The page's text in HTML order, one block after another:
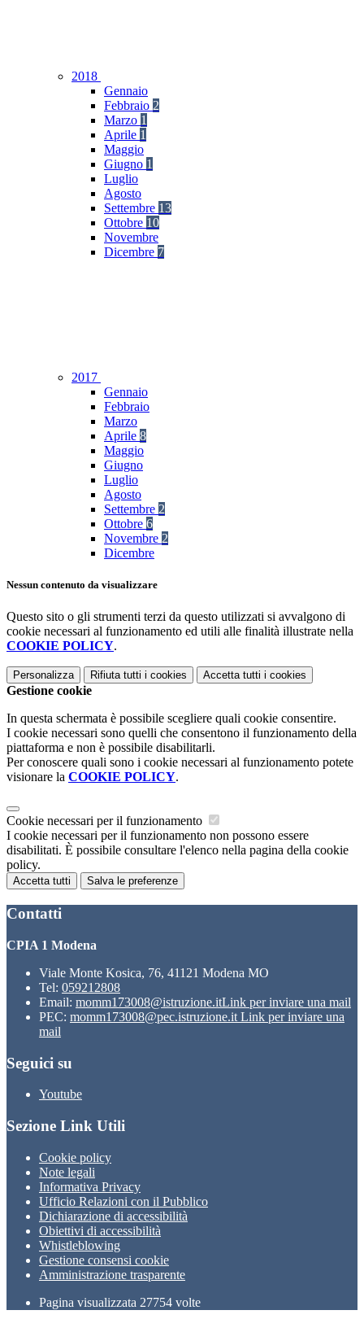
2018
Gennaio
Febbraio 2
Marzo 1
Aprile 1
Maggio
Giugno 1
Luglio
Agosto
Settembre 13
Ottobre 10
Novembre
Dicembre 7
2017
Gennaio
Febbraio
Marzo
Aprile 8
Maggio
Giugno
Luglio
Agosto
Settembre 2
Ottobre 6
Novembre 2
Dicembre
Nessun contenuto da visualizzare
Questo sito o gli strumenti terzi da questo utilizzati si avvalgono di
cookie necessari al funzionamento ed utili alle finalità illustrate nella
COOKIE POLICY.
Personalizza Rifiuta tutti i cookies Accetta tutti i cookies
Gestione cookie
In questa schermata è possibile scegliere quali cookie consentire.
I cookie necessari sono quelli che consentono il funzionamento della
piattaforma e non è possibile disabilitarli.
Per conoscere quali sono i cookie necessari al funzionamento potete
visionare la COOKIE POLICY.
Cookie necessari per il funzionamento
I cookie necessari per il funzionamento non possono essere
disabilitati. È possibile consultare l'elenco nella pagina della cookie
policy.
Accetta tutti Salva le preferenze
Contatti
CPIA 1 Modena
Viale Monte Kosica, 76, 41121 Modena MO
Tel: 059212808
Email: momm173008@istruzione.itLink per inviare una mail
PEC: momm173008@pec.istruzione.it Link per inviare una
mail
Seguici su
Youtube
Sezione Link Utili
Cookie policy
Note legali
Informativa Privacy
Ufficio Relazioni con il Pubblico
Dichiarazione di accessibilità
Obiettivi di accessibilità
Whistleblowing
Gestione consensi cookie
Amministrazione trasparente
Pagina visualizzata 27754 volte